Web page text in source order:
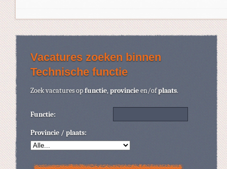
Vacatures zoeken binnen
Technische functie
Zoek vacatures opfunctie,provincieen/ofplaats.
Functie:
Provincie / plaats: